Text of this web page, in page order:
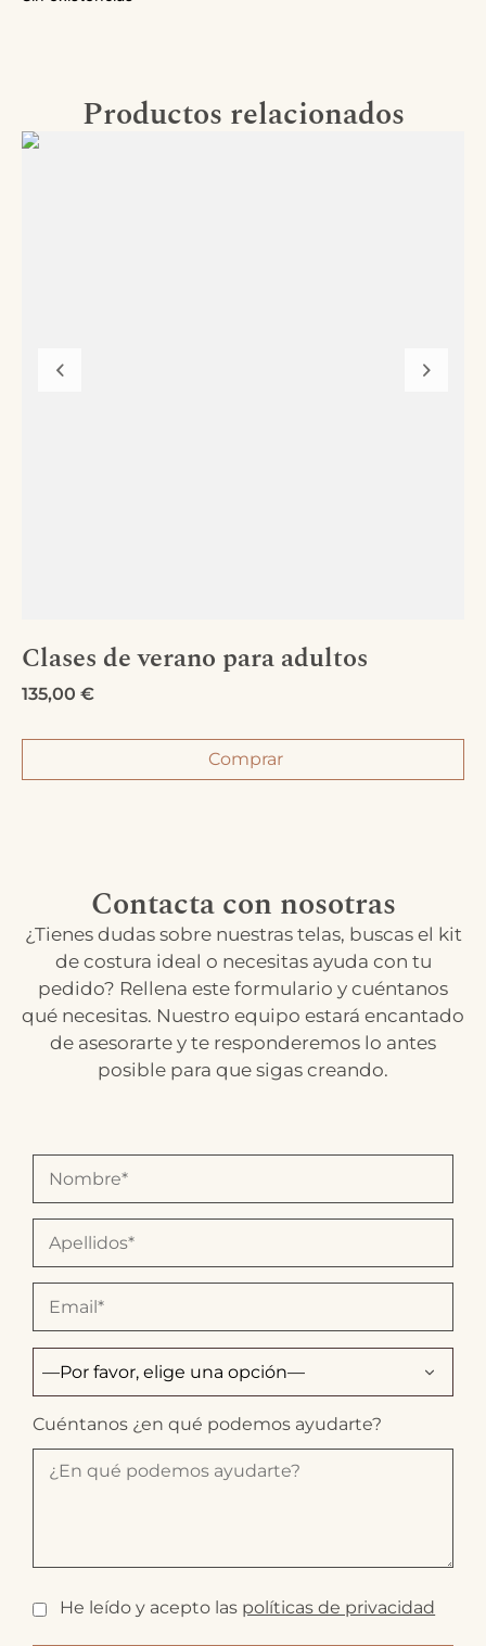
Productos relacionados
Clases de verano para adultos
135,00 €
Comprar
Contacta con nosotras
¿Tienes dudas sobre nuestras telas, buscas el kit
de costura ideal o necesitas ayuda con tu
pedido? Rellena este formulario y cuéntanos
qué necesitas. Nuestro equipo estará encantado
de asesorarte y te responderemos lo antes
posible para que sigas creando.
Cuéntanos ¿en qué podemos ayudarte?
He leído y acepto las políticas de privacidad